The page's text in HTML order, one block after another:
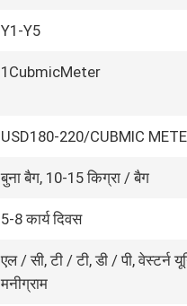
Y1-Y5
1CubmicMeter
USD180-220/CUBMIC
बुना बैग, 10-15 किग्रा / बैग
5-8 कार्य दिवस
एल / सी, टी / टी, डी / पी, वेस्टर्न
मनीग्राम